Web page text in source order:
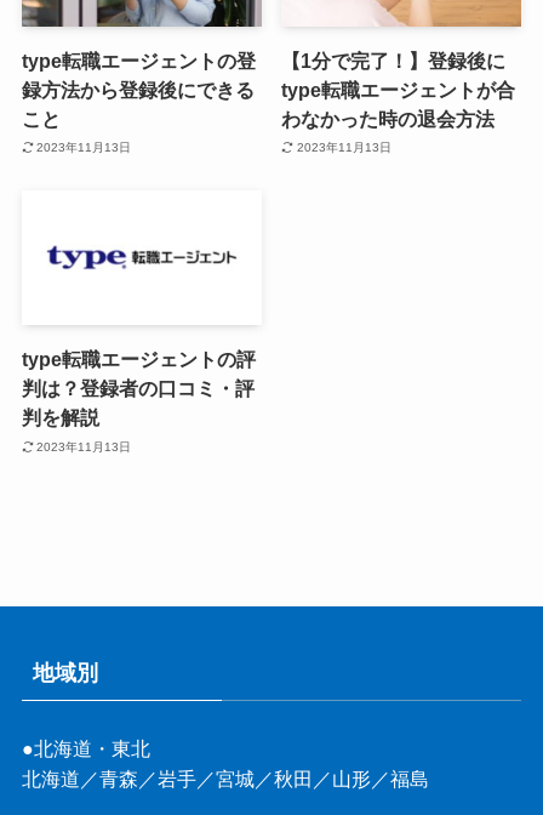
type転職エージェントの登
録方法から登録後にできる
こと
2023年11月13日
【1分で完了！】登録後に
type転職エージェントが合
わなかった時の退会方法
2023年11月13日
type転職エージェントの評
判は？登録者の口コミ・評
判を解説
2023年11月13日
地域別
●北海道・東北
北海道 ／青森 ／岩手／宮城／秋田 ／山形／福島